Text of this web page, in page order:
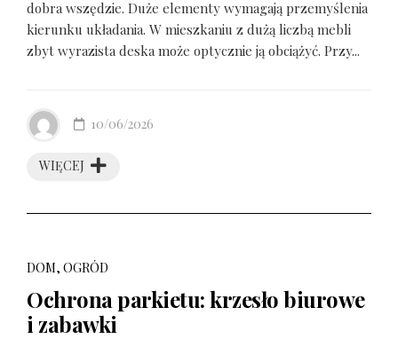
dobra wszędzie. Duże elementy wymagają przemyślenia
kierunku układania. W mieszkaniu z dużą liczbą mebli
zbyt wyrazista deska może optycznie ją obciążyć. Przy...
WIĘCEJ
10/06/2026
DOM, OGRÓD
Ochrona parkietu: krzesło biurowe
i zabawki